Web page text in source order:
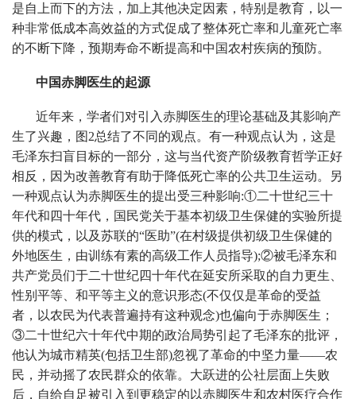
是自上而下的方法，加上其他决定因素，特别是教育，以一
种非常低成本高效益的方式促成了整体死亡率和儿童死亡率
的不断下降，预期寿命不断提高和中国农村疾病的预防。
中国赤脚医生的起源
近年来，学者们对引入赤脚医生的理论基础及其影响产
生了兴趣，图2总结了不同的观点。有一种观点认为，这是
毛泽东扫盲目标的一部分，这与当代资产阶级教育哲学正好
相反，因为改善教育有助于降低死亡率的公共卫生运动。另
一种观点认为赤脚医生的提出受三种影响:①二十世纪三十
年代和四十年代，国民党关于基本初级卫生保健的实验所提
供的模式，以及苏联的“医助”(在村级提供初级卫生保健的
外地医生，由训练有素的高级工作人员指导);②被毛泽东和
共产党员们于二十世纪四十年代在延安所采取的自力更生、
性别平等、和平等主义的意识形态(不仅仅是革命的受益
者，以农民为代表普遍持有这种观念)也偏向于赤脚医生；
③二十世纪六十年代中期的政治局势引起了毛泽东的批评，
他认为城市精英(包括卫生部)忽视了革命的中坚力量——农
民，并动摇了农民群众的依靠。大跃进的公社层面上失败
后，自给自足被引入到更稳定的以赤脚医生和农村医疗合作